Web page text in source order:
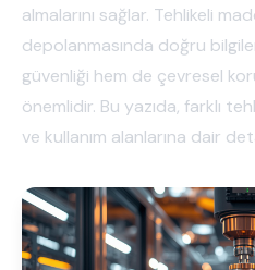
almalarını sağlar. Tehlikeli
depolanmasında doğru
güvenliği hem de çevresel
önemlidir. Bu yazıda, farklı
ve kullanım alanlarına dair